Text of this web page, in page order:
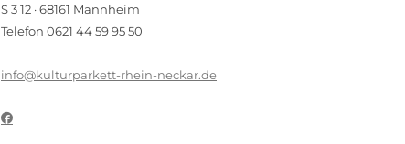
S 3 12 · 68161 Mannheim
Telefon 0621 44 59 95 50
info@kulturparkett-rhein-neckar.de